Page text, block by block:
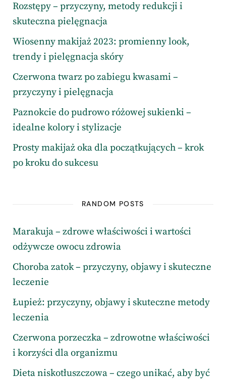
Rozstępy – przyczyny, metody redukcji i
skuteczna pielęgnacja
Wiosenny makijaż 2023: promienny look,
trendy i pielęgnacja skóry
Czerwona twarz po zabiegu kwasami –
przyczyny i pielęgnacja
Paznokcie do pudrowo różowej sukienki –
idealne kolory i stylizacje
Prosty makijaż oka dla początkujących – krok
po kroku do sukcesu
RANDOM POSTS
Marakuja – zdrowe właściwości i wartości
odżywcze owocu zdrowia
Choroba zatok – przyczyny, objawy i skuteczne
leczenie
Łupież: przyczyny, objawy i skuteczne metody
leczenia
Czerwona porzeczka – zdrowotne właściwości
i korzyści dla organizmu
Dieta niskotłuszczowa – czego unikać, aby być